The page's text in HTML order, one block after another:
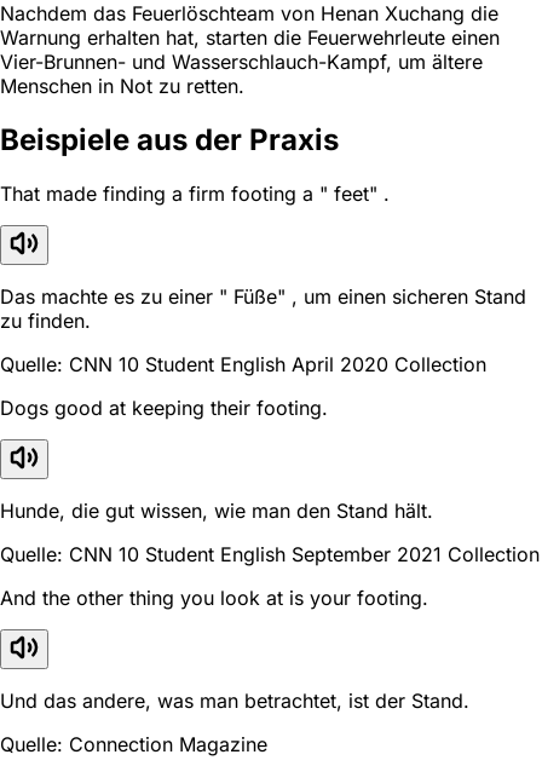
Nachdem das Feuerlöschteam von Henan Xuchang die
Warnung erhalten hat, starten die Feuerwehrleute einen
Vier-Brunnen- und Wasserschlauch-Kampf, um ältere
Menschen in Not zu retten.
Beispiele aus der Praxis
That made finding a firm footing a " feet" .
Das machte es zu einer " Füße" , um einen sicheren Stand
zu finden.
Quelle: CNN 10 Student English April 2020 Collection
Dogs good at keeping their footing.
Hunde, die gut wissen, wie man den Stand hält.
Quelle: CNN 10 Student English September 2021 Collection
And the other thing you look at is your footing.
Und das andere, was man betrachtet, ist der Stand.
Quelle: Connection Magazine